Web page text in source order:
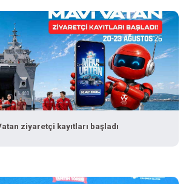
ziyaretçi kayıtları başladı